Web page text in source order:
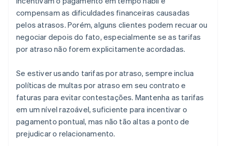
compensam as dificuldades financeiras causadas
pelos atrasos. Porém, alguns clientes podem recuar ou
negociar depois do fato, especialmente se as tarifas
por atraso não forem explicitamente acordadas.
Se estiver usando tarifas por atraso, sempre inclua
políticas de multas por atraso em seu contrato e
faturas para evitar contestações. Mantenha as tarifas
em um nível razoável, suficiente para incentivar o
pagamento pontual, mas não tão altas a ponto de
prejudicar o relacionamento.